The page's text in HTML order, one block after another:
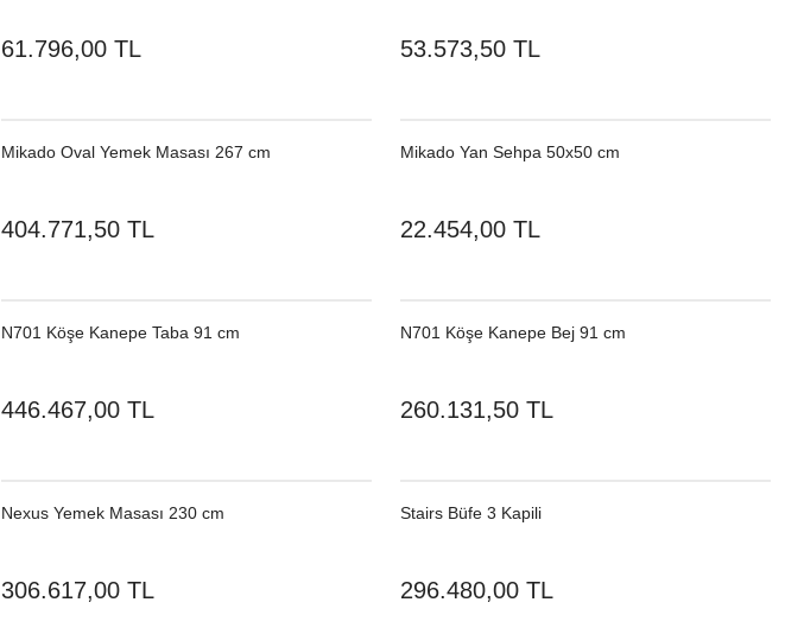
61.796,00 TL 53.573,50 TL
Mikado Oval Yemek Masası 267 cm
404.771,50 TL
Mikado Yan Sehpa 50x50 cm
22.454,00 TL
N701 Köşe Kanepe Taba 91 cm
446.467,00 TL
N701 Köşe Kanepe Bej 91 cm
260.131,50 TL
Nexus Yemek Masası 230 cm
306.617,00 TL
Stairs Büfe 3 Kapili
296.480,00 TL